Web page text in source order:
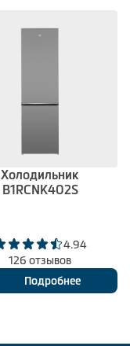
Холодильник
B1RCNK402S
4.94
126 отзывов
Подробнее